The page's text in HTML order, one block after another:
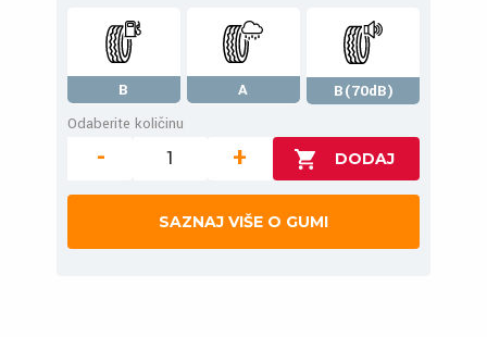
B A
B(70dB)
Odaberite količinu
- +
SAZNAJ VIŠE O GUMI